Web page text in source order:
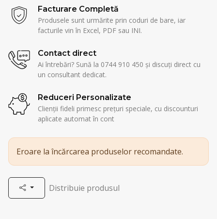
Facturare Completă
Produsele sunt urmărite prin coduri de bare, iar
facturile vin în Excel, PDF sau INI.
Contact direct
Ai întrebări? Sună la 0744 910 450 și discuți direct cu
un consultant dedicat.
Reduceri Personalizate
Clienții fideli primesc prețuri speciale, cu discounturi
aplicate automat în cont
Eroare la încărcarea produselor recomandate.
Distribuie produsul